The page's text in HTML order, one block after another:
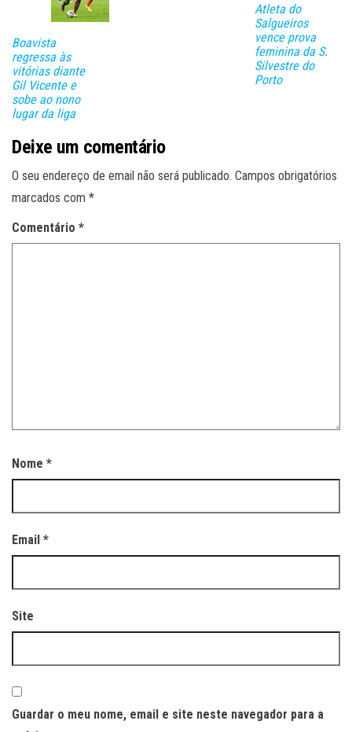
Boavista
regressa às
vitórias diante
Gil Vicente e
sobe ao nono
lugar da liga
Atleta do
Salgueiros
vence prova
feminina da S.
Silvestre do
Porto
Deixe um comentário
O seu endereço de email não será publicado. Campos obrigatórios
marcados com *
Comentário *
Nome *
Email *
Site
Guardar o meu nome, email e site neste navegador para a